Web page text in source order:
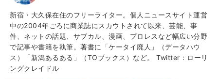
新宿・大久保在住のフリーライター。個人ニュースサイト運営
中の2004年ごろに商業誌にスカウトされて以来、芸能、事
件、ネットの話題、サブカル、漫画、プロレスなど幅広い分野
で記事や書籍を執筆。著書に「ケータイ廃人」（データハウ
ス）「新潟あるある」（TOブックス）など。 Twitter：ローリ
ングクレイドル